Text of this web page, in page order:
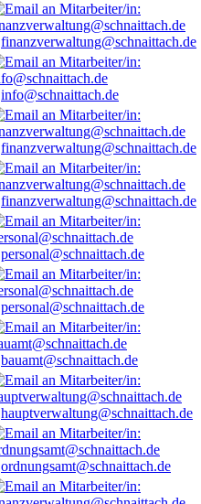
finanzverwaltung@schnaittach.de
info@schnaittach.de
finanzverwaltung@schnaittach.de
finanzverwaltung@schnaittach.de
personal@schnaittach.de
personal@schnaittach.de
bauamt@schnaittach.de
hauptverwaltung@schnaittach.de
ordnungsamt@schnaittach.de